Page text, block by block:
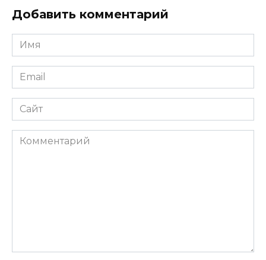
Добавить комментарий
Имя
Email
Сайт
Комментарий